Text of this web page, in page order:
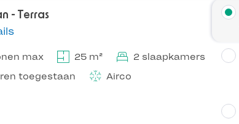
- Terras
max 25 m²
2 slaapkamers
toegestaan
Airco